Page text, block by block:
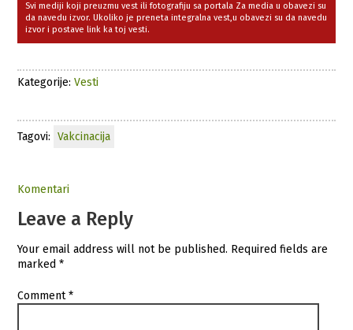
Svi mediji koji preuzmu vest ili fotografiju sa portala Za media u obavezi su
da navedu izvor. Ukoliko je preneta integralna vest,u obavezi su da navedu
izvor i postave link ka toj vesti.
Kategorije:Vesti
Tagovi: Vakcinacija
Komentari
Leave a Reply
Your email address will not be published. Required fields are
marked*
Comment*